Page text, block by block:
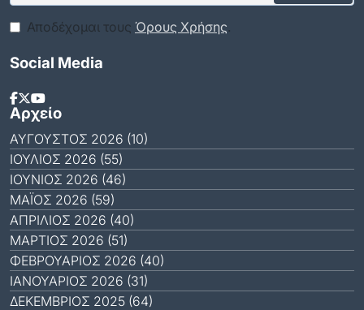
Αποδέχομαι τους Όρους Χρήσης.
Social Media
Αρχείο
ΑΎΓΟΥΣΤΟΣ 2026 (10)
ΙΟΎΛΙΟΣ 2026 (55)
ΙΟΎΝΙΟΣ 2026 (46)
ΜΆΙΟΣ 2026 (59)
ΑΠΡΊΛΙΟΣ 2026 (40)
ΜΆΡΤΙΟΣ 2026 (51)
ΦΕΒΡΟΥΆΡΙΟΣ 2026 (40)
ΙΑΝΟΥΆΡΙΟΣ 2026 (31)
ΔΕΚΈΜΒΡΙΟΣ 2025 (64)